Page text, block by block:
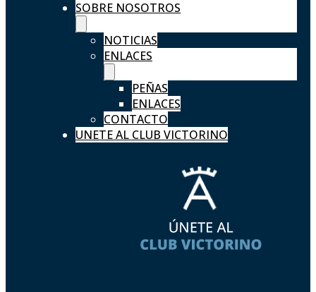
SOBRE NOSOTROS
NOTICIAS
ENLACES
PEÑAS
ENLACES
CONTACTO
UNETE AL CLUB VICTORINO